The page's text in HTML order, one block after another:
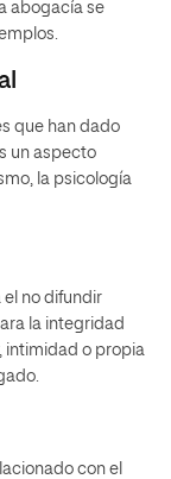
abogacía se
que han dado
un aspecto
la psicología
el no difundir
la integridad
intimidad o propia
con el